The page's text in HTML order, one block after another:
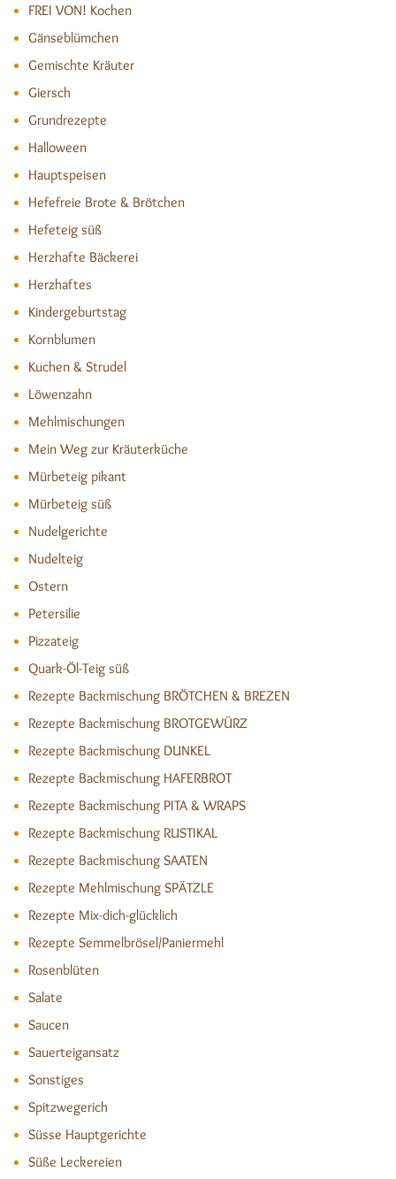
FREI VON! Kochen
Gänseblümchen
Gemischte Kräuter
Giersch
Grundrezepte
Halloween
Hauptspeisen
Hefefreie Brote & Brötchen
Hefeteig süß
Herzhafte Bäckerei
Herzhaftes
Kindergeburtstag
Kornblumen
Kuchen & Strudel
Löwenzahn
Mehlmischungen
Mein Weg zur Kräuterküche
Mürbeteig pikant
Mürbeteig süß
Nudelgerichte
Nudelteig
Ostern
Petersilie
Pizzateig
Quark-Öl-Teig süß
Rezepte Backmischung BRÖTCHEN & BREZEN
Rezepte Backmischung BROTGEWÜRZ
Rezepte Backmischung DUNKEL
Rezepte Backmischung HAFERBROT
Rezepte Backmischung PITA & WRAPS
Rezepte Backmischung RUSTIKAL
Rezepte Backmischung SAATEN
Rezepte Mehlmischung SPÄTZLE
Rezepte Mix-dich-glücklich
Rezepte Semmelbrösel/Paniermehl
Rosenblüten
Salate
Saucen
Sauerteigansatz
Sonstiges
Spitzwegerich
Süsse Hauptgerichte
Süße Leckereien